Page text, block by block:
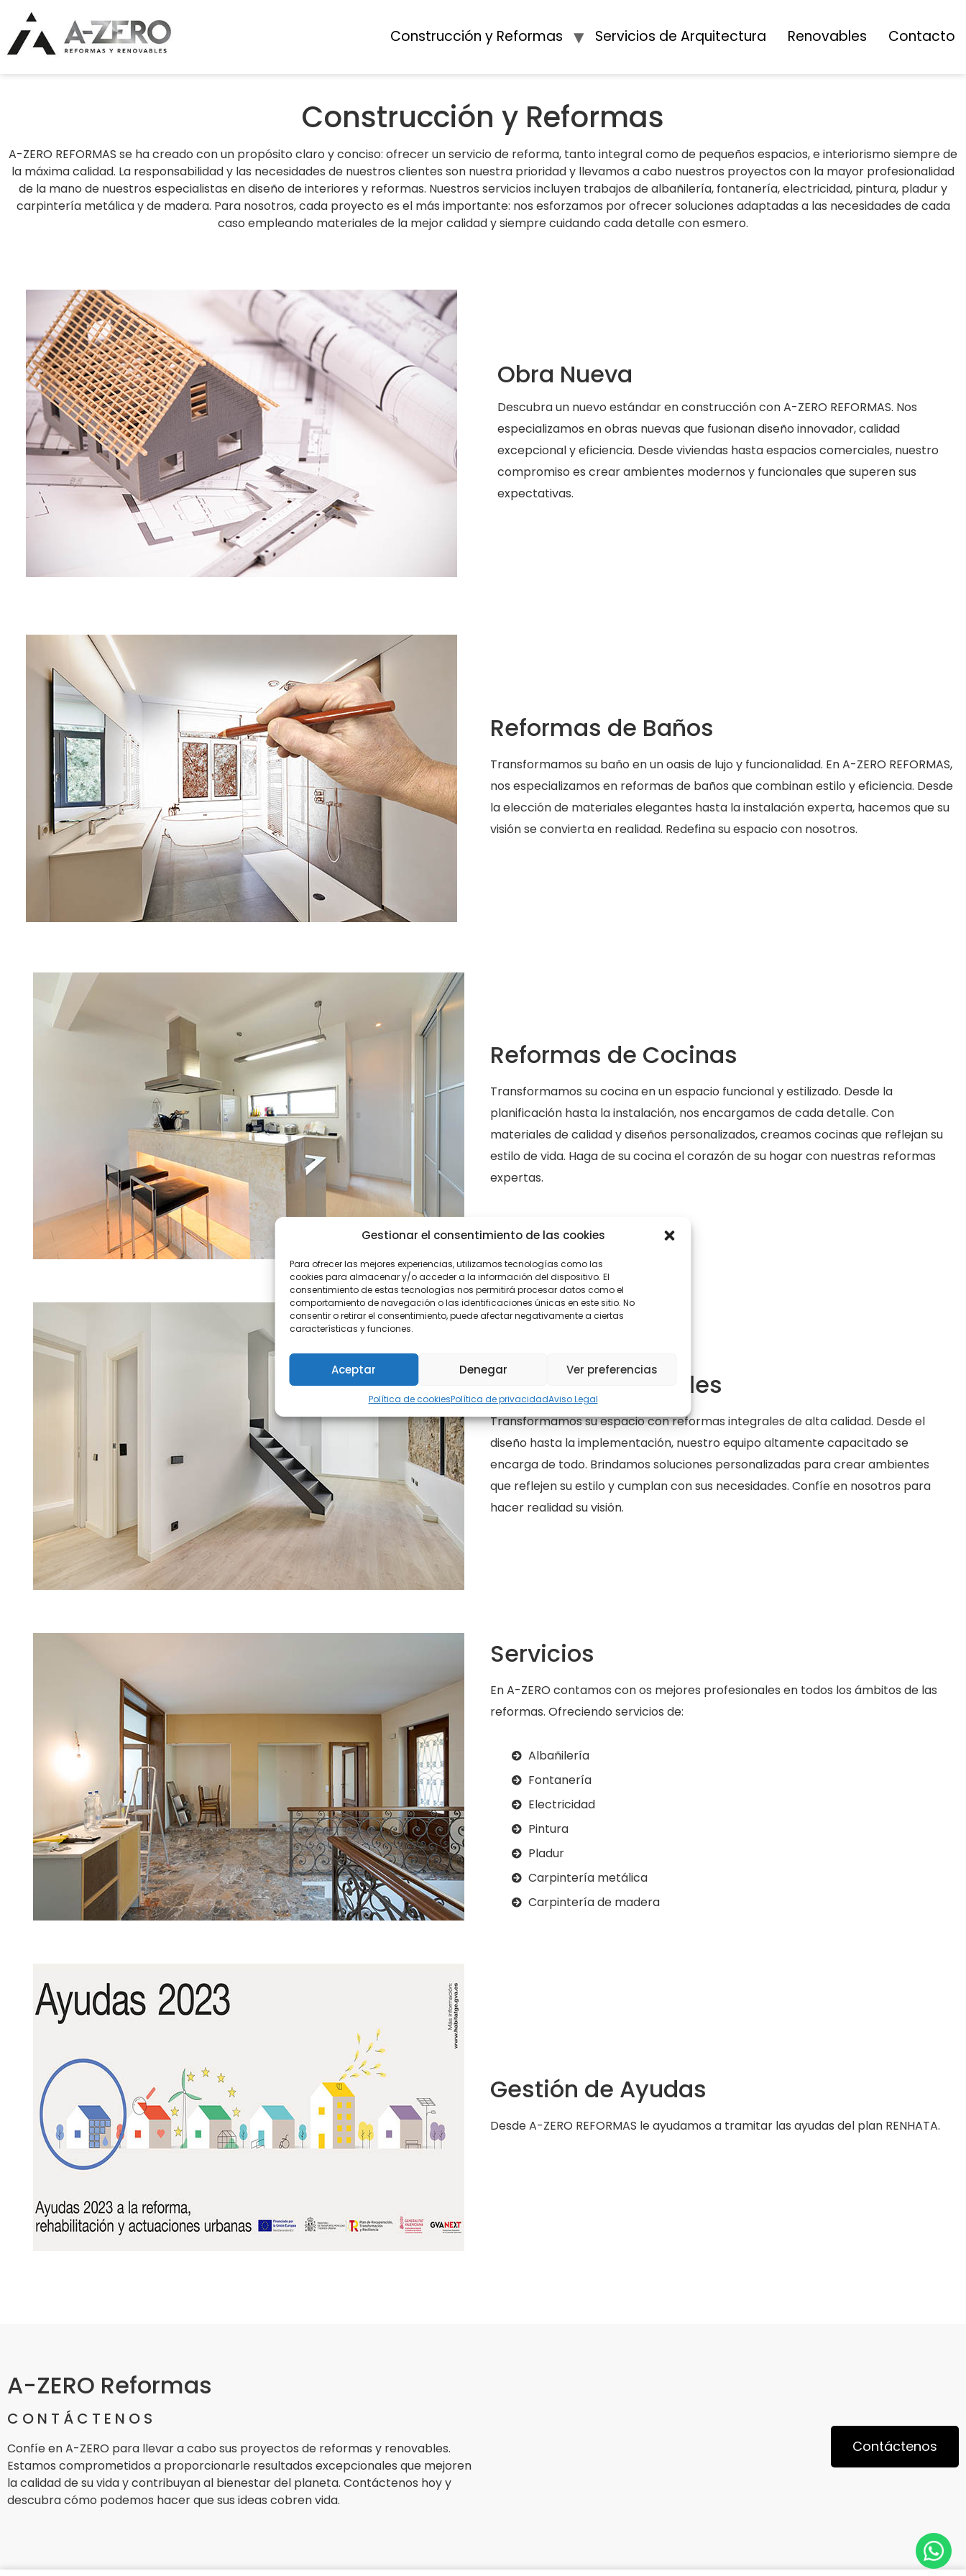
Gestionar el consentimiento de las cookies
Para ofrecer las mejores experiencias, utilizamos tecnologías como las
cookies para almacenar y/o acceder a la información del dispositivo. El
consentimiento de estas tecnologías nos permitirá procesar datos como el
comportamiento de navegación o las identificaciones únicas en este sitio. No
consentir o retirar el consentimiento, puede afectar negativamente a ciertas
características y funciones.
Aceptar Denegar Ver preferencias
Política de cookiesPolítica de privacidadAviso Legal
Construcción y Reformas Servicios de Arquitectura Renovables Contacto
Construcción y Reformas
A-ZERO REFORMAS se ha creado con un propósito claro y conciso: ofrecer un servicio de reforma, tanto integral como de pequeños espacios, e interiorismo siempre de
la máxima calidad. La responsabilidad y las necesidades de nuestros clientes son nuestra prioridad y llevamos a cabo nuestros proyectos con la mayor profesionalidad
de la mano de nuestros especialistas en diseño de interiores y reformas. Nuestros servicios incluyen trabajos de albañilería, fontanería, electricidad, pintura, pladur y
carpintería metálica y de madera. Para nosotros, cada proyecto es el más importante: nos esforzamos por ofrecer soluciones adaptadas a las necesidades de cada
caso empleando materiales de la mejor calidad y siempre cuidando cada detalle con esmero.
Obra Nueva
Descubra un nuevo estándar en construcción con A-ZERO REFORMAS. Nos
especializamos en obras nuevas que fusionan diseño innovador, calidad
excepcional y eficiencia. Desde viviendas hasta espacios comerciales, nuestro
compromiso es crear ambientes modernos y funcionales que superen sus
expectativas.
Reformas de Baños
Transformamos su baño en un oasis de lujo y funcionalidad. En A-ZERO REFORMAS,
nos especializamos en reformas de baños que combinan estilo y eficiencia. Desde
la elección de materiales elegantes hasta la instalación experta, hacemos que su
visión se convierta en realidad. Redefina su espacio con nosotros.
Reformas de Cocinas
Transformamos su cocina en un espacio funcional y estilizado. Desde la
planificación hasta la instalación, nos encargamos de cada detalle. Con
materiales de calidad y diseños personalizados, creamos cocinas que reflejan su
estilo de vida. Haga de su cocina el corazón de su hogar con nuestras reformas
expertas.
Reformas Integrales
Transformamos su espacio con reformas integrales de alta calidad. Desde el
diseño hasta la implementación, nuestro equipo altamente capacitado se
encarga de todo. Brindamos soluciones personalizadas para crear ambientes
que reflejen su estilo y cumplan con sus necesidades. Confíe en nosotros para
hacer realidad su visión.
Servicios
En A-ZERO contamos con os mejores profesionales en todos los ámbitos de las
reformas. Ofreciendo servicios de:
Albañilería
Fontanería
Electricidad
Pintura
Pladur
Carpintería metálica
Carpintería de madera
Gestión de Ayudas
Desde A-ZERO REFORMAS le ayudamos a tramitar las ayudas del plan RENHATA.
A-ZERO Reformas
CONTÁCTENOS
Confíe en A-ZERO para llevar a cabo sus proyectos de reformas y renovables.
Estamos comprometidos a proporcionarle resultados excepcionales que mejoren
la calidad de su vida y contribuyan al bienestar del planeta. Contáctenos hoy y
descubra cómo podemos hacer que sus ideas cobren vida.
Contáctenos